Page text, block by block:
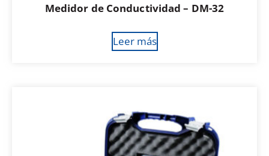
Medidor de Conductividad – DM-32
Leer más